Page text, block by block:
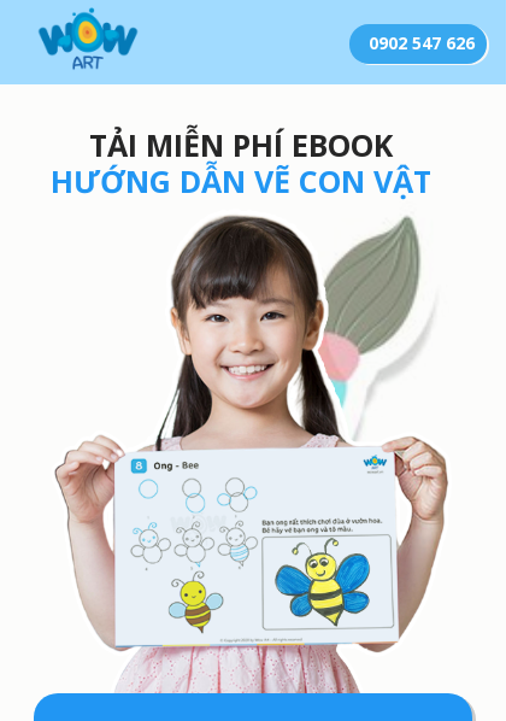
0902 547 626
TẢI MIỄN PHÍ EBOOK
HƯỚNG DẪN VẼ CON VẬT